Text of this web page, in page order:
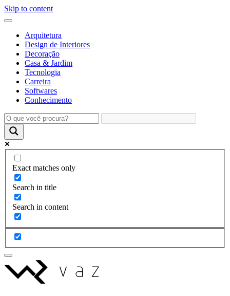
Skip to content
Arquitetura
Design de Interiores
Decoração
Casa & Jardim
Tecnologia
Carreira
Softwares
Conhecimento
Exact matches only
Search in title
Search in content